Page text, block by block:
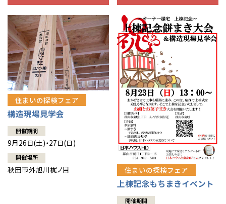
住まいの探検フェア
構造現場見学会
開催期間
9月26日(土)・27日(日)
開催場所
秋田市外旭川梶ノ目 住まいの探検フェア
上棟記念もちまきイベント
開催期間